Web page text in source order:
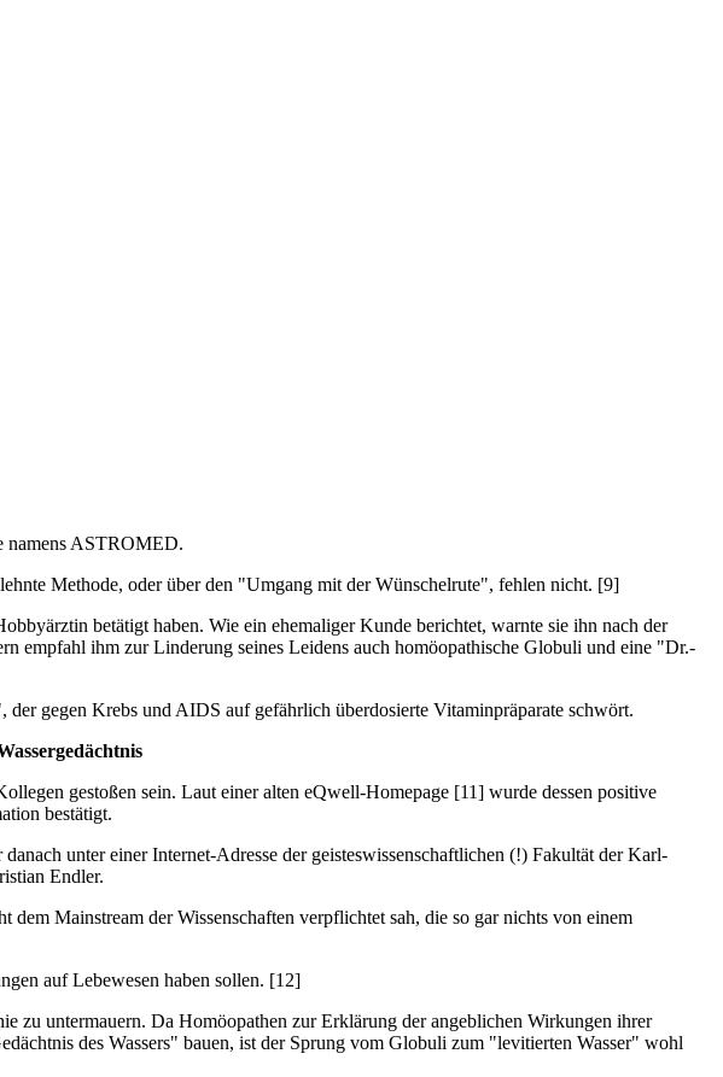
namens ASTROMED.
Methode, oder über den "Umgang mit der Wünschelrute", fehlen nicht. [9]
betätigt haben. Wie ein ehemaliger Kunde berichtet, warnte sie ihn nach der
empfahl ihm zur Linderung seines Leidens auch homöopathische Globuli und eine "Dr.-
gegen Krebs und AIDS auf gefährlich überdosierte Vitaminpräparate schwört.
gestoßen sein. Laut einer alten eQwell-Homepage [11] wurde dessen positive
bestätigt.
unter einer Internet-Adresse der geisteswissenschaftlichen (!) Fakultät der Karl-
Endler.
Mainstream der Wissenschaften verpflichtet sah, die so gar nichts von einem
auf Lebewesen haben sollen. [12]
zu untermauern. Da Homöopathen zur Erklärung der angeblichen Wirkungen ihrer
des Wassers" bauen, ist der Sprung vom Globuli zum "levitierten Wasser" wohl